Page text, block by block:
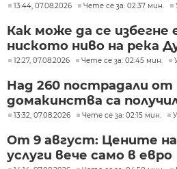
13:44, 07.08.2026 Чете се за: 02:37 мин.
Как може да се
ниското ниво на река
12:27, 07.08.2026 Чете се за: 02:45 мин.
Над 260 пострадали от
домакинства са
13:32, 07.08.2026 Чете се за: 02:15 мин.
От 9 август: Цените
услуги вече само в евро